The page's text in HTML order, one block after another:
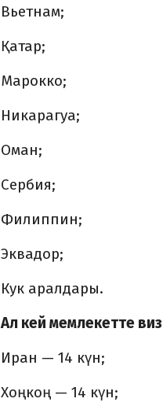
Вьетнам;
Қатар;
Марокко;
Никарагуа;
Оман;
Сербия;
Филиппин;
Эквадор;
Кук аралдары.
Ал кей мемлекетте
Иран — 14 күн;
Хоңкоң — 14 күн;